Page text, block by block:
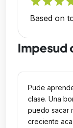
Based on
Impesud
Pude
clase. Una
puedo sacar
creciente